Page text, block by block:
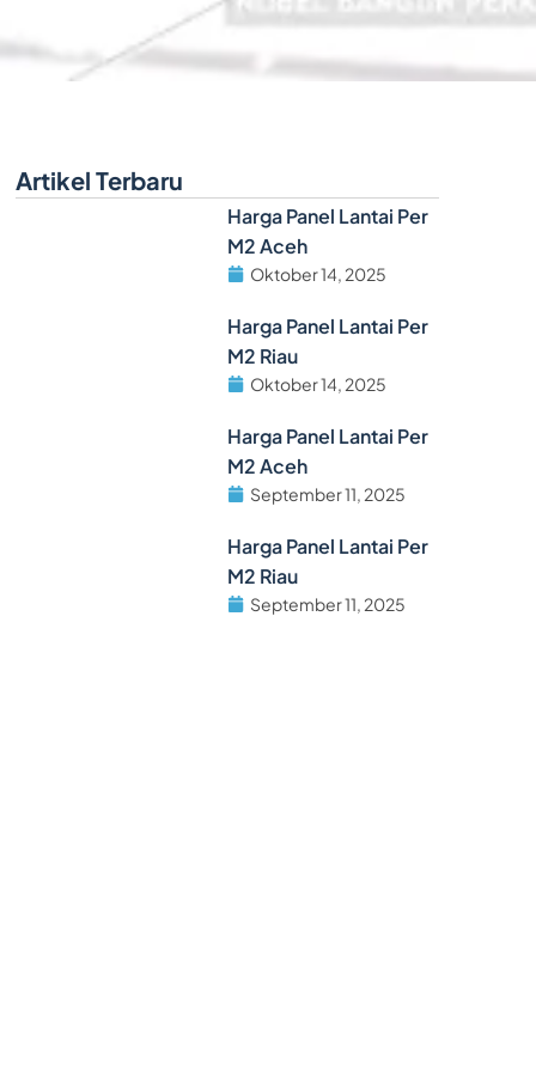
Artikel Terbaru
Harga Panel Lantai Per
M2 Aceh
Oktober 14, 2025
Harga Panel Lantai Per
M2 Riau
Oktober 14, 2025
Harga Panel Lantai Per
M2 Aceh
September 11, 2025
Harga Panel Lantai Per
M2 Riau
September 11, 2025